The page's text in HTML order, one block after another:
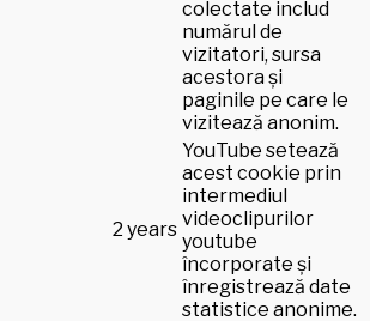
colectate includ
numărul de
vizitatori, sursa
acestora și
paginile pe care le
vizitează anonim.
2 years
YouTube setează
acest cookie prin
intermediul
videoclipurilor
youtube
încorporate și
înregistrează date
statistice anonime.